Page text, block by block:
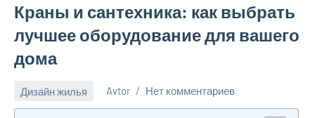
Краны и сантехника: как выбрать
лучшее оборудование для вашего
дома
Дизайн жилья
12
Avtor Нет комментариев